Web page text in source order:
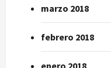
marzo 2018
febrero 2018
enero 2018